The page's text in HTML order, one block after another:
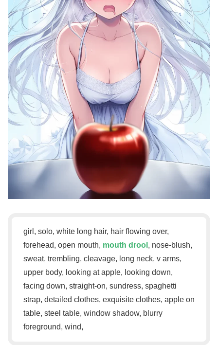
girl, solo, white long hair, hair flowing over,
forehead, open mouth, mouth drool , nose-blush,
sweat, trembling, cleavage, long neck, v arms,
upper body, looking at apple, looking down,
facing down, straight-on, sundress, spaghetti
strap, detailed clothes, exquisite clothes, apple on
table, steel table, window shadow, blurry
foreground, wind,